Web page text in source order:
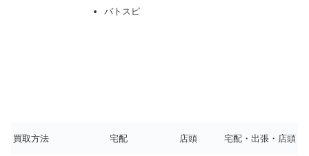
バトスピ
買取方法 宅配 店頭 宅配・出張・店頭